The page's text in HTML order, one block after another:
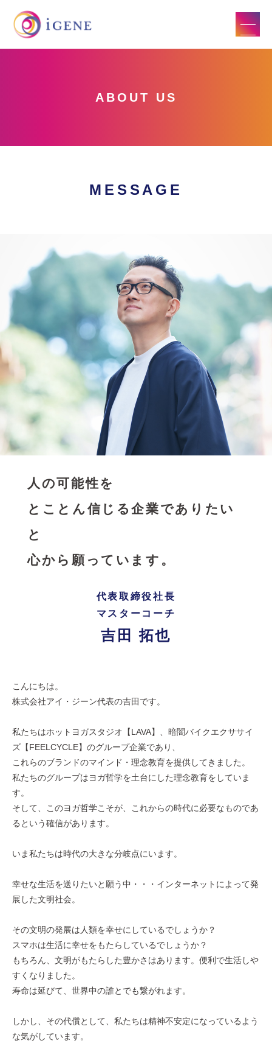
ABOUT US
MESSAGE
人の可能性を
とことん信じる企業でありたい
と
心から願っています。
代表取締役社長
マスターコーチ
吉田 拓也
こんにちは。
株式会社アイ・ジーン代表の吉田です。
私たちはホットヨガスタジオ【LAVA】、暗闇バイクエクササイ
ズ【FEELCYCLE】のグループ企業であり、
これらのブランドのマインド・理念教育を提供してきました。
私たちのグループはヨガ哲学を土台にした理念教育をしていま
す。
そして、このヨガ哲学こそが、これからの時代に必要なものであ
るという確信があります。
いま私たちは時代の大きな分岐点にいます。
幸せな生活を送りたいと願う中・・・インターネットによって発
展した文明社会。
その文明の発展は人類を幸せにしているでしょうか？
スマホは生活に幸せをもたらしているでしょうか？
もちろん、文明がもたらした豊かさはあります。便利で生活しや
すくなりました。
寿命は延びて、世界中の誰とでも繋がれます。
しかし、その代償として、私たちは精神不安定になっているよう
な気がしています。